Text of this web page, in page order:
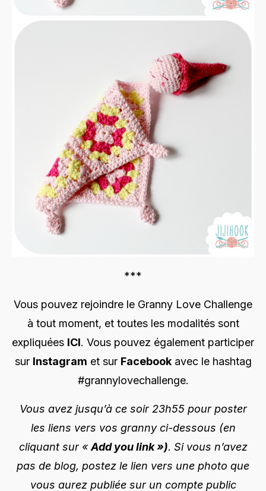
***
Vous pouvez rejoindre le Granny Love Challenge
à tout moment, et toutes les modalités sont
expliquées ICI. Vous pouvez également participer
sur Instagram et sur Facebookavec le hashtag
#grannylovechallenge.
Vous avez jusqu’à ce soir 23h55 pour poster
les liens vers vos granny ci-dessous (en
cliquant sur «Add you link »). Si vous n’avez
pas de blog, postez le lien vers une photo que
vous aurez publiée sur un compte public